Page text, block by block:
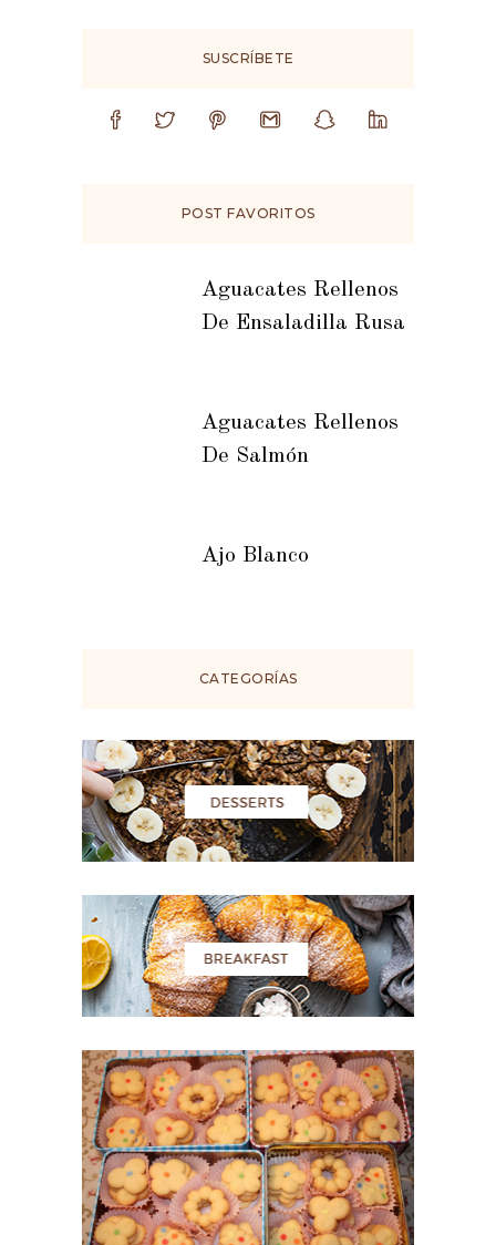
SUSCRÍBETE
POST FAVORITOS
Aguacates Rellenos
De Ensaladilla Rusa
Aguacates Rellenos
De Salmón
Ajo Blanco
CATEGORÍAS